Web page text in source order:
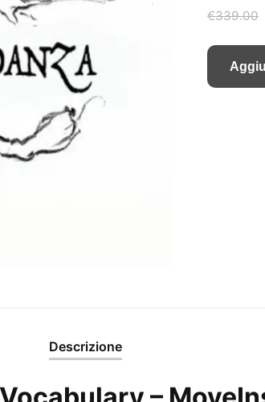
€339.00
Descrizione